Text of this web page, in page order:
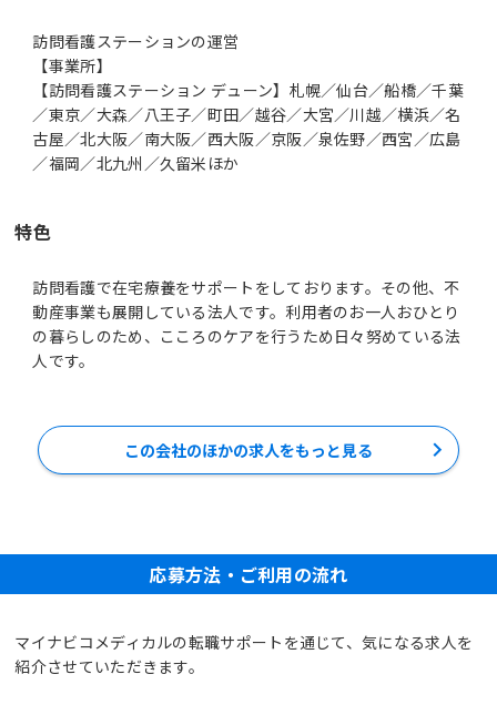
訪問看護ステーションの運営
【事業所】
【訪問看護ステーション デューン】札幌／仙台／船橋／千葉
／東京／大森／八王子／町田／越谷／大宮／川越／横浜／名
古屋／北大阪／南大阪／西大阪／京阪／泉佐野／西宮／広島
／福岡／北九州／久留米ほか
特色
訪問看護で在宅療養をサポートをしております。その他、不
動産事業も展開している法人です。利用者のお一人おひとり
の暮らしのため、こころのケアを行うため日々努めている法
人です。
この会社のほかの求人をもっと見る
応募方法・ご利用の流れ
マイナビコメディカルの転職サポートを通じて、気になる求人を
紹介させていただきます。